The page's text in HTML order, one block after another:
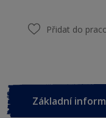
Přidat do
Základní